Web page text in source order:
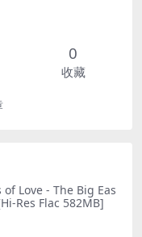
0
收藏
Love - The Big Eas
Res Flac 582MB]